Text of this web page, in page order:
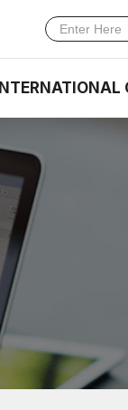
INTERNATIONAL